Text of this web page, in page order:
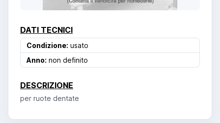
DATI TECNICI
Condizione: usato
Anno: non definito
DESCRIZIONE
per ruote dentate